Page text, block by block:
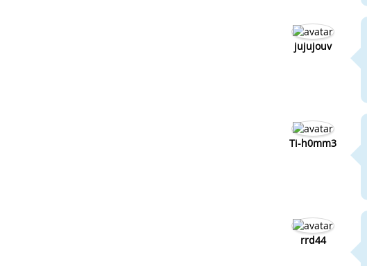
jujujouv
Ti-h0mm3
rrd44